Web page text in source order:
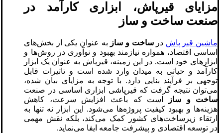
مزایای قیرپاش، ابزاری کارآمد در
صنعت ساخت و ساز
ماشین قیر پاش درساخت و ساز به عنوان یکی از بخش‌های
اساسی اقتصاد، همواره نیازمند بهبود و نوآوری در روش‌ها و
ابزارهای خود است. در این زمینه، قیرپاش به عنوان یک ابزار
کارآمد و حیاتی به میدان وارد شده است و تاثیرات قابل
توجهی بر فرآیند بنایی دارد. با توجه به مزایای بیان شده،
می‌توان نتیجه گرفت که قیرپاشی ابزاری اساسی در صنعت
ساخت و ساز
است که باعث افزایش سرعت، کاهش
هزینه‌ها و بهبود کیفیت پروژه‌ها می‌شود. این ابزار نه تنها به
ارتقاء زیرساخت‌های کشور کمک می‌کند، بلکه نقش مهمی
در توسعه اقتصادی و پیشرفت جامعه ایفا می‌نماید.